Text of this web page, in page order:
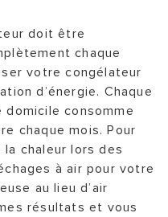
doit être
chaque
votre congélateur
d’énergie. Chaque
consomme
chaque mois. Pour
chaleur lors des
à air pour votre
au lieu d’air
résultats et vous